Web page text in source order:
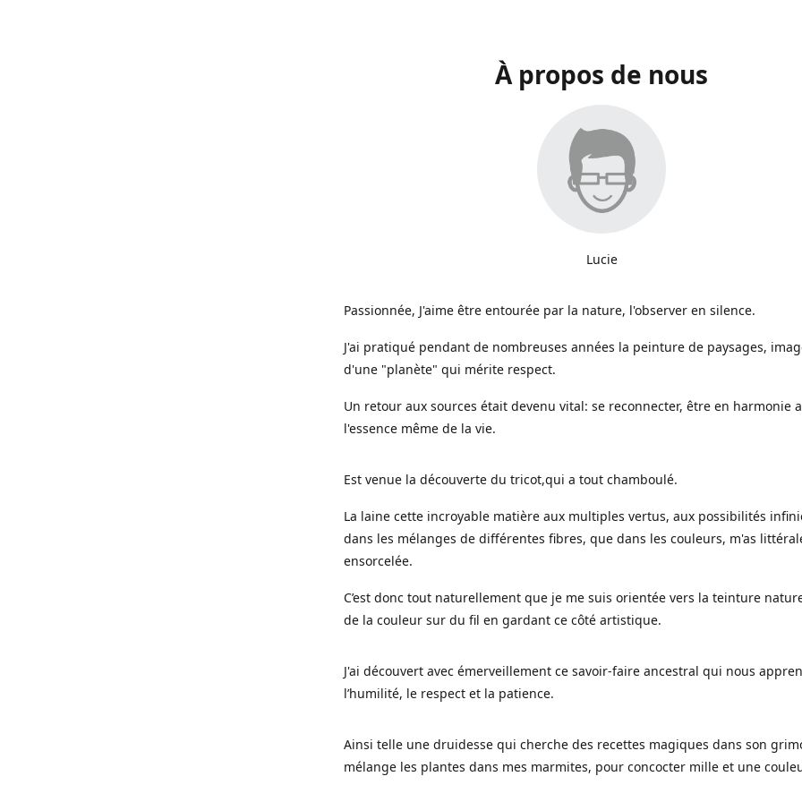
À propos de nous
Lucie
Passionnée, J'aime être entourée par la nature, l'observer en silence.
J'ai pratiqué pendant de nombreuses années la peinture de paysages,
d'une "planète" qui mérite respect.
Un retour aux sources était devenu vital: se reconnecter, être en harmonie
l'essence même de la vie.
Est venue la découverte du tricot,qui a tout chamboulé.
La laine cette incroyable matière aux multiples vertus, aux possibilités
dans les mélanges de différentes fibres, que dans les couleurs, m'as
ensorcelée.
C’est donc tout naturellement que je me suis orientée vers la teinture
de la couleur sur du fil en gardant ce côté artistique.
J'ai découvert avec émerveillement ce savoir-faire ancestral qui nous
l’humilité, le respect et la patience.
Ainsi telle une druidesse qui cherche des recettes magiques dans son
mélange les plantes dans mes marmites, pour concocter mille et une